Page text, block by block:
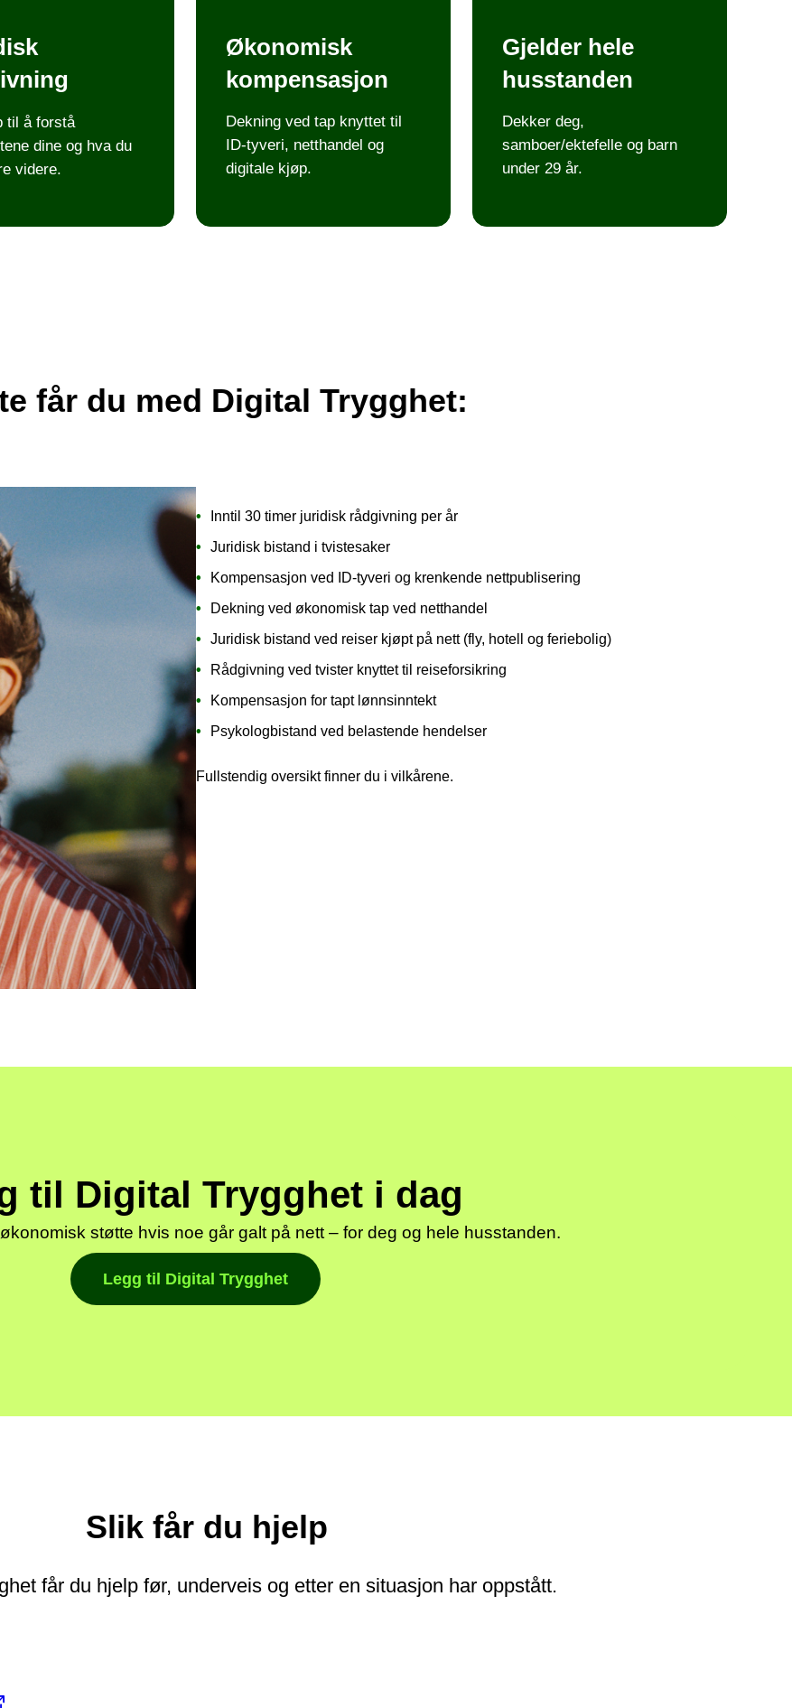
til å forstå
dine og hva du
videre.
Økonomisk
kompensasjon
Dekning ved tap knyttet til
ID-tyveri, netthandel og
digitale kjøp.
Gjelder hele
husstanden
Dekker deg,
samboer/ektefelle og barn
under 29 år.
får du med Digital Trygghet:
Inntil 30 timer juridisk rådgivning per år
Juridisk bistand i tvistesaker
Kompensasjon ved ID-tyveri og krenkende nettpublisering
Dekning ved økonomisk tap ved netthandel
Juridisk bistand ved reiser kjøpt på nett (fly, hotell og feriebolig)
Rådgivning ved tvister knyttet til reiseforsikring
Kompensasjon for tapt lønnsinntekt
Psykologbistand ved belastende hendelser
Fullstendig oversikt finner du i vilkårene.
til Digital Trygghet i dag
støtte hvis noe går galt på nett – for deg og hele husstanden.
Legg til Digital Trygghet
Slik får du hjelp
får du hjelp før, underveis og etter en situasjon har oppstått.